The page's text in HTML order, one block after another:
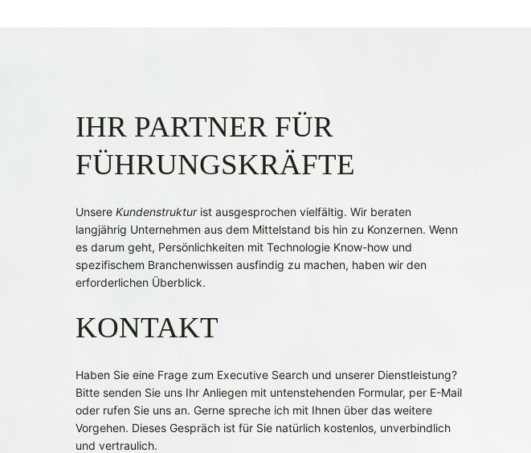
IHR PARTNER FÜR
FÜHRUNGSKRÄFTE
UnsereKundenstruktur ist ausgesprochen vielfältig. Wir beraten
langjährig Unternehmen aus dem Mittelstand bis hin zu Konzernen. Wenn
es darum geht, Persönlichkeiten mit Technologie Know-how und
spezifischem Branchenwissen ausfindig zu machen, haben wir den
erforderlichen Überblick.
KONTAKT
Haben Sie eine Frage zum Executive Search und unserer Dienstleistung?
Bitte senden Sie uns Ihr Anliegen mit untenstehenden Formular, per E-Mail
oder rufen Sie uns an. Gerne spreche ich mit Ihnen über das weitere
Vorgehen. Dieses Gespräch ist für Sie natürlich kostenlos, unverbindlich
und vertraulich.